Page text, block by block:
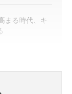
まる時代、キ